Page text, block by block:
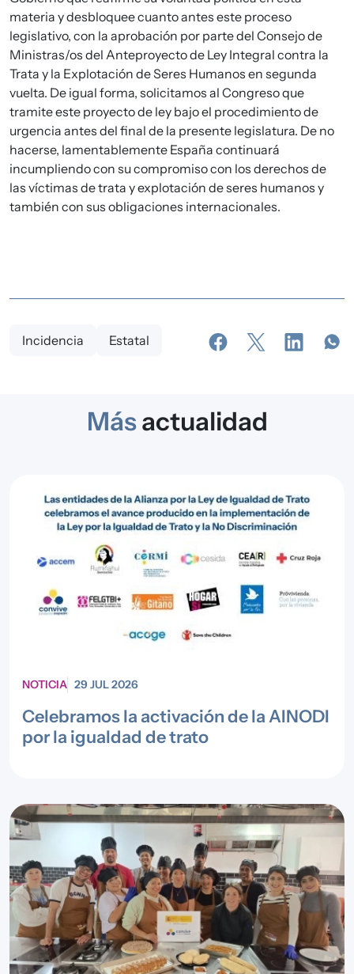
materia y desbloquee cuanto antes este proceso
legislativo, con la aprobación por parte del Consejo de
Ministras/os del Anteproyecto de Ley Integral contra la
Trata y la Explotación de Seres Humanos en segunda
vuelta. De igual forma, solicitamos al Congreso que
tramite este proyecto de ley bajo el procedimiento de
urgencia antes del final de la presente legislatura. De no
hacerse, lamentablemente España continuará
incumpliendo con su compromiso con los derechos de
las víctimas de trata y explotación de seres humanos y
también con sus obligaciones internacionales.
Incidencia Estatal
Másactualidad
NOTICIA 29 JUL 2026
Celebramos la activación de la AINODI
por la igualdad de trato